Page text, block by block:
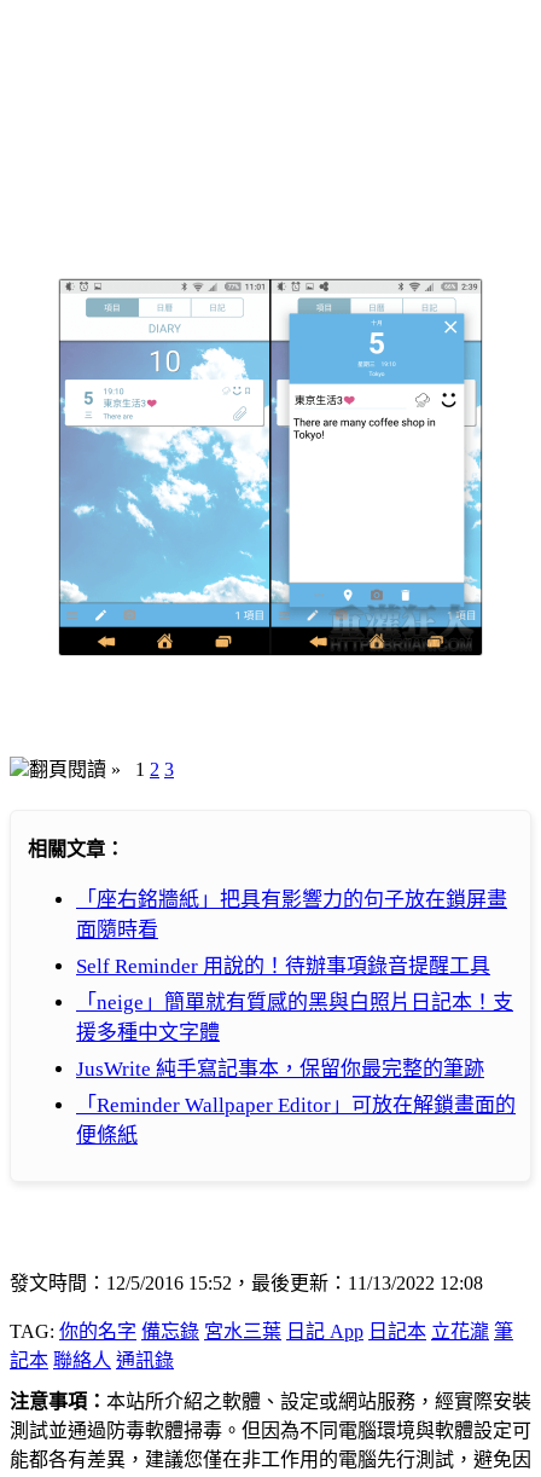
翻頁閱讀 » 1 2 3
相關文章：
「座右銘牆紙」把具有影響力的句子放在鎖屏畫
面隨時看
Self Reminder 用說的！待辦事項錄音提醒工具
「neige」簡單就有質感的黑與白照片日記本！支
援多種中文字體
JusWrite 純手寫記事本，保留你最完整的筆跡
「Reminder Wallpaper Editor」可放在解鎖畫面的
便條紙
發文時間：12/5/2016 15:52，最後更新：11/13/2022 12:08
TAG: 你的名字 備忘錄 宮水三葉 日記 App 日記本 立花瀧 筆
記本 聯絡人 通訊錄
注意事項： 本站所介紹之軟體、設定或網站服務，經實際安裝
測試並通過防毒軟體掃毒。但因為不同電腦環境與軟體設定可
能都各有差異，建議您僅在非工作用的電腦先行測試，避免因